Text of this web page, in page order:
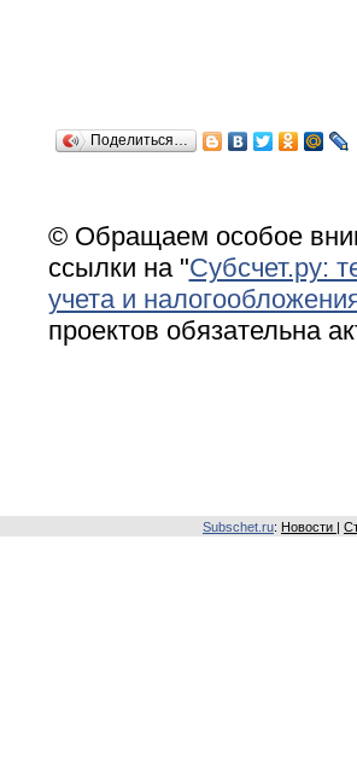
Поделиться…
© Обращаем особое
ссылки на "Субсчет.ру:
учета и
проектов обязательна
Subschet.ru: Новости